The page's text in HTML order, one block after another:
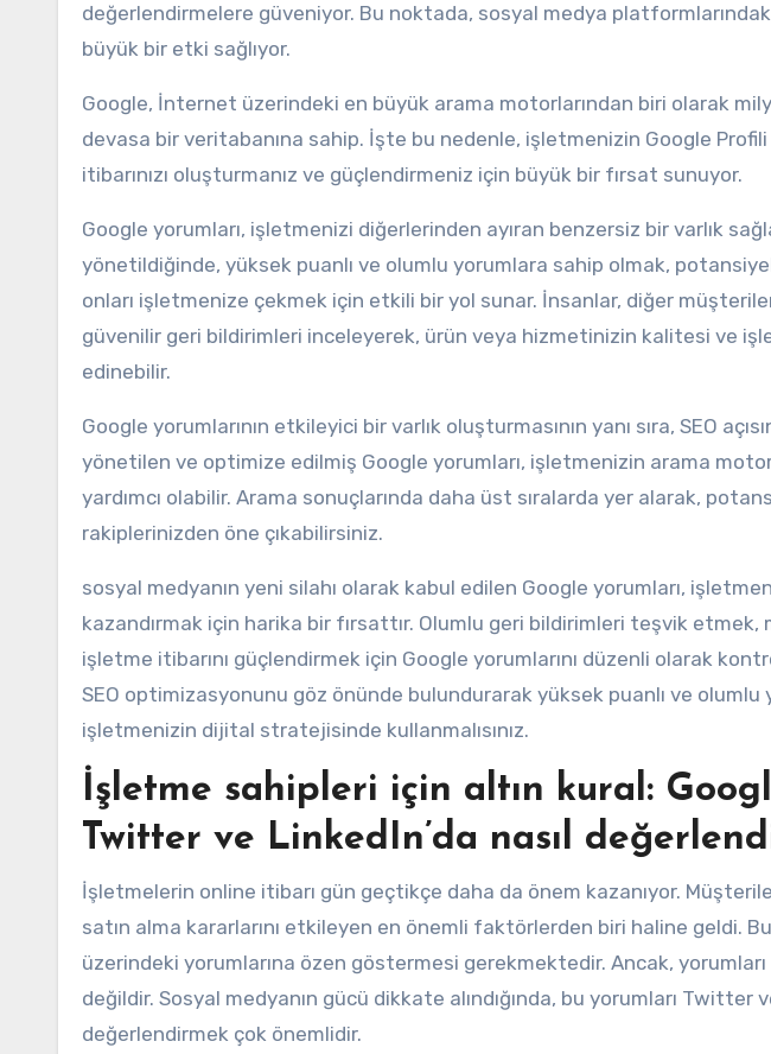
değerlendirmelere güveniyor. Bu noktada, sosyal medya
büyük bir etki sağlıyor.
Google, İnternet üzerindeki en büyük arama motorlarından biri olarak
devasa bir veritabanına sahip. İşte bu nedenle, işletmenizin Google
itibarınızı oluşturmanız ve güçlendirmeniz için büyük bir fırsat sunuyor.
Google yorumları, işletmenizi diğerlerinden ayıran benzersiz bir varlık
yönetildiğinde, yüksek puanlı ve olumlu yorumlara sahip olmak,
onları işletmenize çekmek için etkili bir yol sunar. İnsanlar, diğer
güvenilir geri bildirimleri inceleyerek, ürün veya hizmetinizin kalitesi ve
edinebilir.
Google yorumlarının etkileyici bir varlık oluşturmasının yanı sıra, SEO
yönetilen ve optimize edilmiş Google yorumları, işletmenizin arama
yardımcı olabilir. Arama sonuçlarında daha üst sıralarda yer alarak,
rakiplerinizden öne çıkabilirsiniz.
sosyal medyanın yeni silahı olarak kabul edilen Google yorumları,
kazandırmak için harika bir fırsattır. Olumlu geri bildirimleri teşvik
işletme itibarını güçlendirmek için Google yorumlarını düzenli olarak
SEO optimizasyonunu göz önünde bulundurarak yüksek puanlı ve olumlu
işletmenizin dijital stratejisinde kullanmalısınız.
İşletme sahipleri için altın kural:
Twitter ve LinkedIn’da nasıl
İşletmelerin online itibarı gün geçtikçe daha da önem kazanıyor.
satın alma kararlarını etkileyen en önemli faktörlerden biri haline geldi.
üzerindeki yorumlarına özen göstermesi gerekmektedir. Ancak,
değildir. Sosyal medyanın gücü dikkate alındığında, bu yorumları
değerlendirmek çok önemlidir.